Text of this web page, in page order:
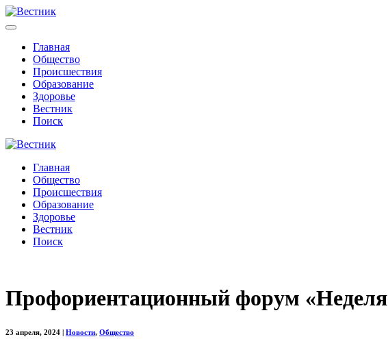
Главная
Общество
Происшествия
Образование
Здоровье
Вестник
Поиск
Главная
Общество
Происшествия
Образование
Здоровье
Вестник
Поиск
Профориентационный форум
23 апреля, 2024 Новости, Общество